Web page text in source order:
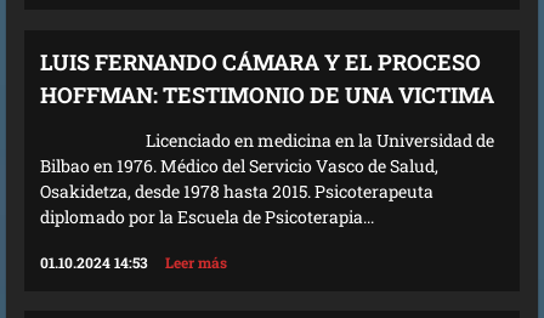
LUIS FERNANDO CÁMARA Y EL PROCESO
HOFFMAN: TESTIMONIO DE UNA VICTIMA
Licenciado en medicina en la Universidad de
Bilbao en 1976. Médico del Servicio Vasco de Salud,
Osakidetza, desde 1978 hasta 2015. Psicoterapeuta
diplomado por la Escuela de Psicoterapia...
01.10.2024 14:53 Leer más